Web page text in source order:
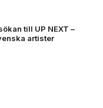
till UP NEXT –
artister